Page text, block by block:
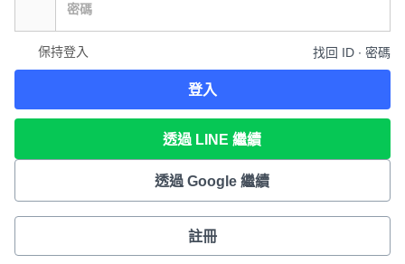
保持登入 找回 ID ∙ 密碼
登入
透過 LINE 繼續
透過 Google 繼續
註冊